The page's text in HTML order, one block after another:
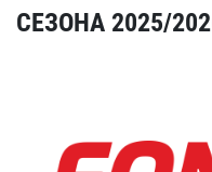
СЕЗОНА 2025/